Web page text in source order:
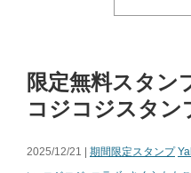
限定無料スタン
コジコジスタン
2025/12/21 | 期間限定スタンプ